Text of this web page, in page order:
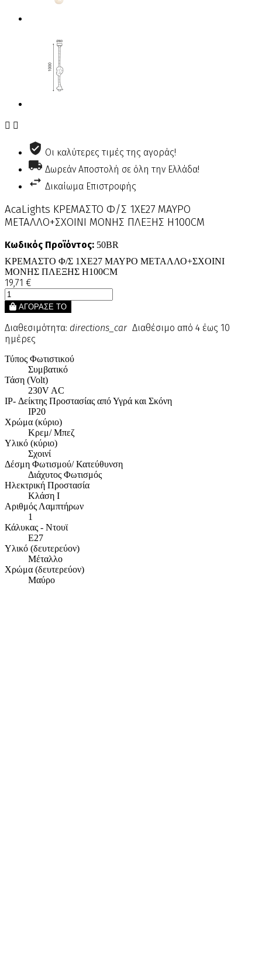
 
Οι καλύτερες τιμές της αγοράς!
Δωρεάν Αποστολή σε όλη την Ελλάδα!
Δικαίωμα Επιστροφής
AcaLights ΚΡΕΜΑΣΤΟ Φ/Σ 1ΧΕ27 ΜΑΥΡΟ
ΜΕΤΑΛΛΟ+ΣΧΟΙΝΙ ΜΟΝΗΣ ΠΛΕΞΗΣ Η100CM
Κωδικός Προϊόντος: 50BR
ΚΡΕΜΑΣΤΟ Φ/Σ 1ΧΕ27 ΜΑΥΡΟ ΜΕΤΑΛΛΟ+ΣΧΟΙΝΙ
ΜΟΝΗΣ ΠΛΕΞΗΣ Η100CM
19,71 €
ΑΓΟΡΑΣΕ ΤΟ
Διαθεσιμότητα: directions_car Διαθέσιμο από 4 έως 10
ημέρες
Τύπος Φωτιστικού
Συμβατικό
Τάση (Volt)
230V AC
IP- Δείκτης Προστασίας από Υγρά και Σκόνη
IP20
Χρώμα (κύριο)
Κρεμ/ Μπεζ
Υλικό (κύριο)
Σχοινί
Δέσμη Φωτισμού/ Κατεύθυνση
Διάχυτος Φωτισμός
Ηλεκτρική Προστασία
Κλάση Ι
Αριθμός Λαμπτήρων
1
Κάλυκας - Ντουϊ
E27
Υλικό (δευτερεύον)
Μέταλλο
Χρώμα (δευτερεύον)
Μαύρο